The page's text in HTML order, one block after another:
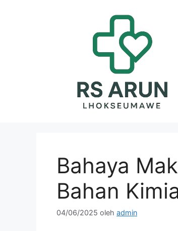
Bahaya
Bahan
04/06/2025 oleh admin